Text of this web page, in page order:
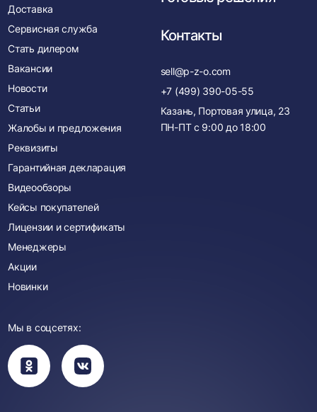
Доставка
Сервисная служба
Стать дилером
Вакансии
Новости
Статьи
Жалобы и предложения
Реквизиты
Гарантийная декларация
Видеообзоры
Кейсы покупателей
Лицензии и сертификаты
Менеджеры
Акции
Новинки
Контакты
sell@p-z-o.com
+7 (499) 390-05-55
Казань, Портовая улица, 23
ПН-ПТ с 9:00 до 18:00
Мы в соцсетях:
Вы
перейдете
в
группу
Вы
перейдете
в
группу